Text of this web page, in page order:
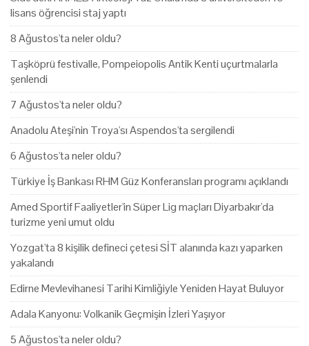
lisans öğrencisi staj yaptı
8 Ağustos'ta neler oldu?
Taşköprü festivalle, Pompeiopolis Antik Kenti uçurtmalarla
şenlendi
7 Ağustos'ta neler oldu?
Anadolu Ateşi'nin Troya'sı Aspendos'ta sergilendi
6 Ağustos'ta neler oldu?
Türkiye İş Bankası RHM Güz Konferansları programı açıklandı
Amed Sportif Faaliyetler'in Süper Lig maçları Diyarbakır'da
turizme yeni umut oldu
Yozgat'ta 8 kişilik defineci çetesi SİT alanında kazı yaparken
yakalandı
Edirne Mevlevihanesi Tarihi Kimliğiyle Yeniden Hayat Buluyor
Adala Kanyonu: Volkanik Geçmişin İzleri Yaşıyor
5 Ağustos'ta neler oldu?